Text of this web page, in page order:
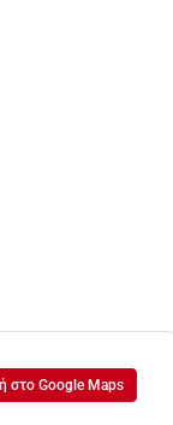
στο Google Maps